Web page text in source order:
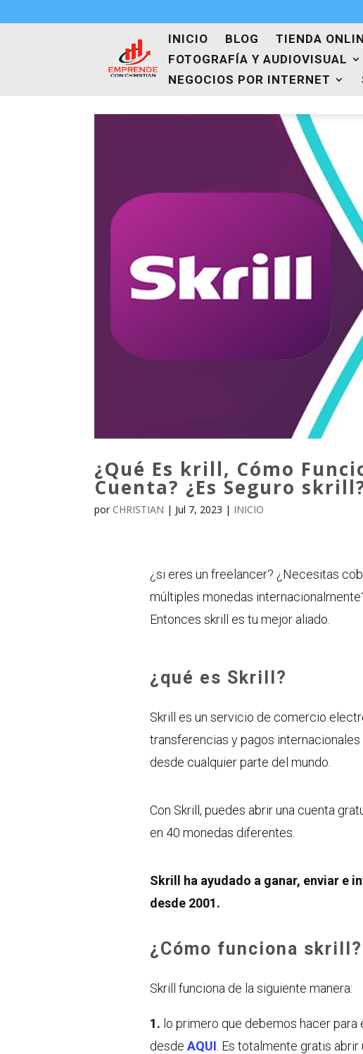
INICIO BLOG TIENDA
FOTOGRAFÍA Y AUDIOVISUAL
NEGOCIOS POR INTERNET
¿Qué Es krill, Cómo
Cuenta? ¿Es Seguro
por CHRISTIAN | Jul 7, 2023 | INICIO
¿si eres un freelancer? ¿Necesitas
múltiples monedas
Entonces skrill es tu mejor aliado.
¿qué es Skrill?
Skrill es un servicio de comercio
transferencias y pagos
desde cualquier parte del mundo.
Con Skrill, puedes abrir una cuenta
en 40 monedas diferentes.
Skrill ha ayudado a ganar, enviar e
desde 2001.
¿Cómo funciona skrill?
Skrill funciona de la siguiente manera:
1. lo primero que debemos hacer
desde AQUI . Es totalmente gratis